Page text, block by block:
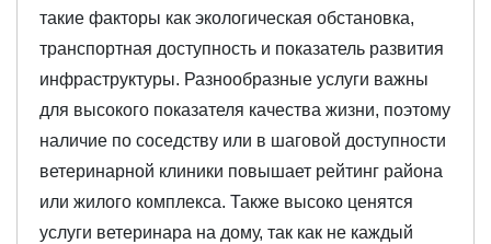
такие факторы как экологическая обстановка,
транспортная доступность и показатель развития
инфраструктуры. Разнообразные услуги важны
для высокого показателя качества жизни, поэтому
наличие по соседству или в шаговой доступности
ветеринарной клиники повышает рейтинг района
или жилого комплекса. Также высоко ценятся
услуги ветеринара на дому, так как не каждый